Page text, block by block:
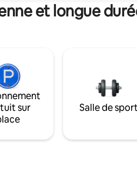
et longue
sur
Salle de sport